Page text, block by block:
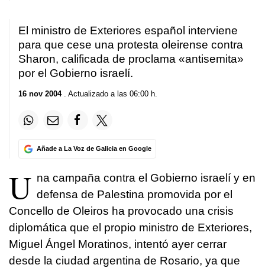
El ministro de Exteriores español interviene
para que cese una protesta oleirense contra
Sharon, calificada de proclama «antisemita»
por el Gobierno israelí.
16 nov 2004. Actualizado a las 06:00 h.
Añade a La Voz de Galicia en Google
U na campaña contra el Gobierno israelí y en
defensa de Palestina promovida por el
Concello de Oleiros ha provocado una crisis
diplomática que el propio ministro de Exteriores,
Miguel Ángel Moratinos, intentó ayer cerrar
desde la ciudad argentina de Rosario, ya que